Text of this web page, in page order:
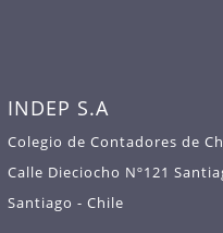
INDEP S.A
Colegio de Contadores de
Calle Dieciocho Nº121
Santiago - Chile